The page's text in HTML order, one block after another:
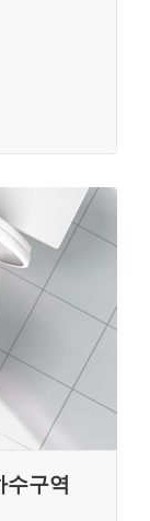
구역